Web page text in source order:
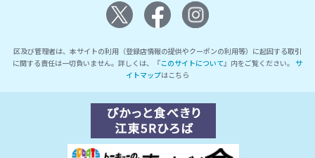
区及び管理者は、本サイトの利用（登録店情報の提供やクーポンの利用等）に起因する取引
に関する責任は一切負いません。詳しくは、『このサイトについて』内をご覧ください。 サ
イトマップはこちら